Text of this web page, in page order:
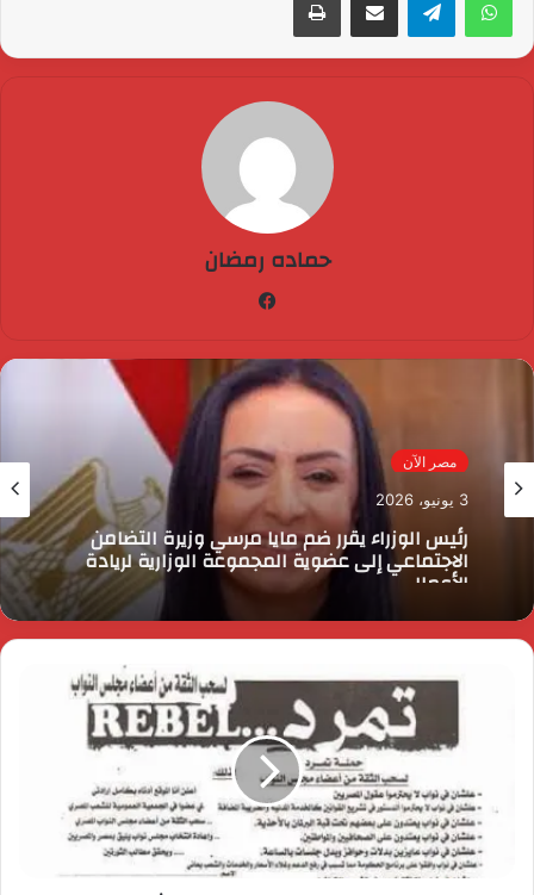
حماده رمضان
مصر الآن
3 يونيو، 2026
رئيس الوزراء يقرر ضم مايا مرسي وزيرة التضامن
الاجتماعي إلى عضوية المجموعة الوزارية لريادة
الأعمال